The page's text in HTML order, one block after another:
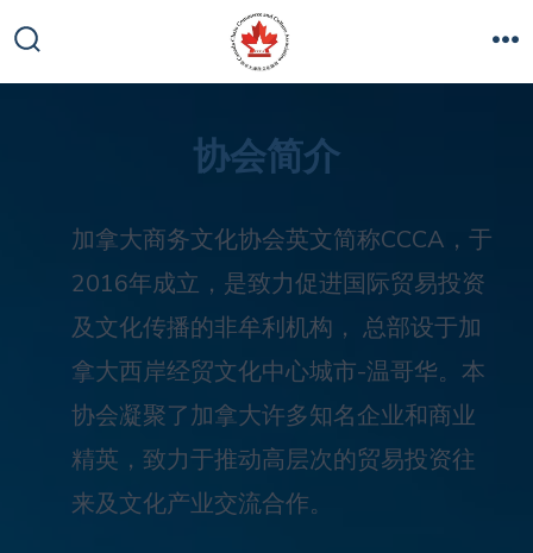
协会简介
加拿大商务文化协会英文简称CCCA，于
2016年成立，是致力促进国际贸易投资
及文化传播的非牟利机构， 总部设于加
拿大西岸经贸文化中心城市-温哥华。本
协会凝聚了加拿大许多知名企业和商业
精英，致力于推动高层次的贸易投资往
来及文化产业交流合作。